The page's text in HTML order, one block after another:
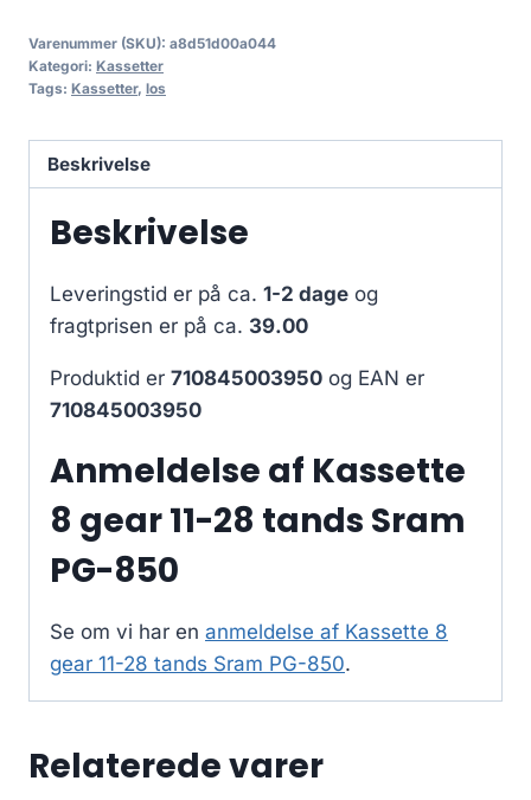
Varenummer (SKU): a8d51d00a044
Kategori: Kassetter
Tags: Kassetter, los
Beskrivelse
Beskrivelse
Leveringstid er på ca. 1-2 dage og
fragtprisen er på ca. 39.00
Produktid er 710845003950 og EAN er
710845003950
Anmeldelse af Kassette
8 gear 11-28 tands Sram
PG-850
Se om vi har en anmeldelse af Kassette 8
gear 11-28 tands Sram PG-850.
Relaterede varer